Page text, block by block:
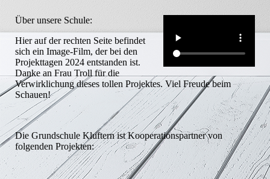
Über unsere Schule:
Hier auf der rechten Seite befindet
sich ein Image-Film, der bei den
Projekttagen 2024 entstanden ist.
Danke an Frau Troll für die
Verwirklichung dieses tollen Projektes. Viel Freude beim
Schauen!
Die Grundschule Kluftern ist Kooperationspartner von
folgenden Projekten: